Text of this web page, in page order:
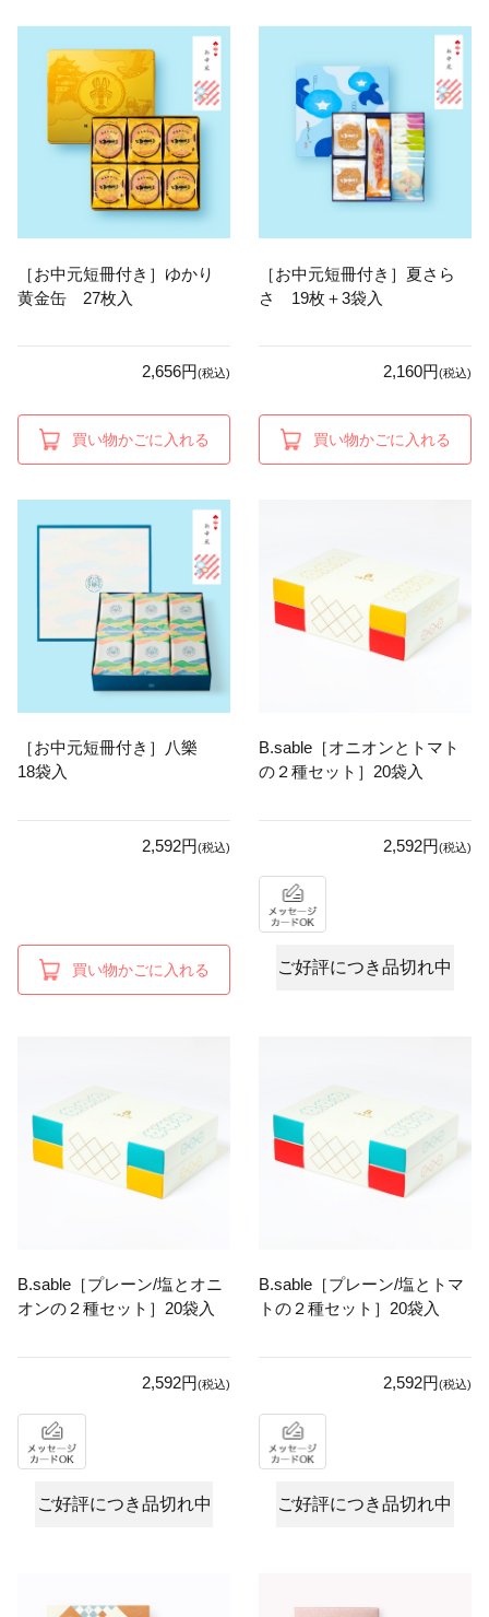
［お中元短冊付き］ゆかり
黄金缶 27枚入
2,656円(税込)
買い物かごに入れる
［お中元短冊付き］夏さら
さ 19枚＋3袋入
2,160円(税込)
買い物かごに入れる
［お中元短冊付き］八樂
18袋入
2,592円(税込)
買い物かごに入れる
B.sable［オニオンとトマト
の２種セット］20袋入
2,592円(税込)
ご好評につき品切れ中
B.sable［プレーン/塩とオニ
オンの２種セット］20袋入
2,592円(税込)
ご好評につき品切れ中
B.sable［プレーン/塩とトマ
トの２種セット］20袋入
2,592円(税込)
ご好評につき品切れ中